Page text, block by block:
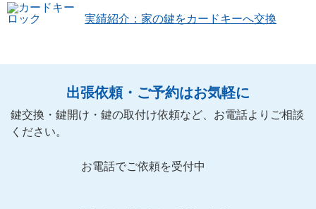
実績紹介：家の鍵をカードキーへ交換
出張依頼・ご予約はお気軽に
鍵交換・鍵開け・鍵の取付け依頼など、お電話よりご相談
ください。
お電話でご依頼を受付中